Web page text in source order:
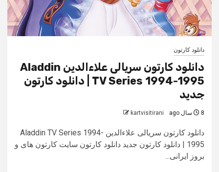
دانلود کارتون
دانلود کارتون سریالی علاءالدین Aladdin
TV Series 1994-1995 | دانلود کارتون
جدید
8 سال ago kartvisitirani
دانلود کارتون سریالی علاءالدین Aladdin TV Series 1994-
1995 | دانلود کارتون جدید دانلود کارتون سایت کارتون های و
بروز ایرانی...